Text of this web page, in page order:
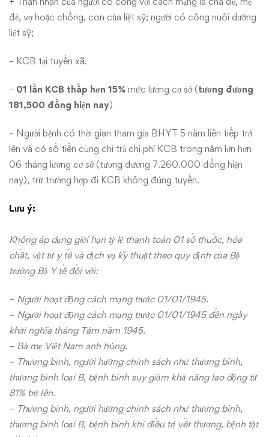
đẻ, vợ hoặc chồng, con của liệt sỹ; người có công nuôi dưỡng
liệt sỹ;
– KCB tại tuyến xã.
– 01 lần KCB thấp hơn 15% mức lương cơ sở (tương đương
181,500 đồng hiện nay)
– Người bệnh có thời gian tham gia BHYT 5 năm liên tiếp trở
lên và có số tiền cùng chi trả chi phí KCB trong năm lớn hơn
06 tháng lương cơ sở (tương đương 7.260.000 đồng hiện
nay), trừ trường hợp đi KCB không đúng tuyến.
Lưu ý:
Không áp dụng giới hạn tỷ lệ thanh toán 01 số thuốc, hóa
chất, vật tư y tế và dịch vụ kỹ thuật theo quy định của Bộ
trưởng Bộ Y tế đối với:
– Người hoạt động cách mạng trước 01/01/1945.
– Người hoạt động cách mạng trước 01/01/1945 đến ngày
khởi nghĩa tháng Tám năm 1945.
– Bà mẹ Việt Nam anh hùng.
– Thương binh, người hưởng chính sách như thương binh,
thương binh loại B, bệnh binh suy giảm khả năng lao động từ
81% trở lên.
– Thương binh, người hưởng chính sách như thương binh,
thương binh loại B, bệnh binh khi điều trị vết thương, bệnh tật